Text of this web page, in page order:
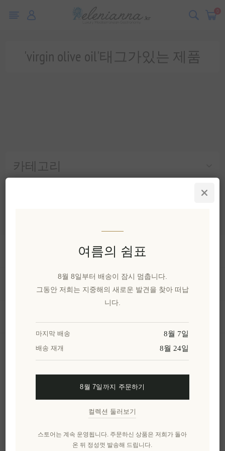
0
카테고리
'virgin olive oil'태그가있는 제품
정보
내 계정
여름의 쉼표
8월 8일부터 배송이 잠시 멈춥니다.
그동안 저희는 지중해의 새로운 발견을 찾아 떠납
니다.
마지막 배송 8월 7일
배송 재개 8월 24일
8월 7일까지 주문하기
컬렉션 둘러보기
스토어는 계속 운영됩니다. 주문하신 상품은 저희가 돌아
온 뒤 정성껏 발송해 드립니다.